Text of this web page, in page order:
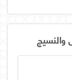
والنسيج